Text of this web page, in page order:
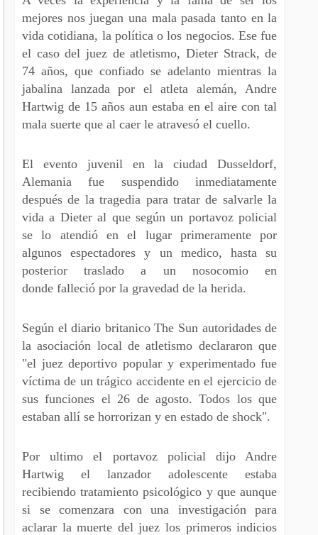
mejores nos juegan una mala pasada tanto en la
vida cotidiana, la política o los negocios. Ese fue
el caso del juez de atletismo, Dieter Strack, de
74 años, que confiado se adelanto mientras la
jabalina lanzada por el atleta alemán, Andre
Hartwig de 15 años aun estaba en el aire con tal
mala suerte que al caer le atravesó el cuello.
El evento juvenil en la ciudad Dusseldorf,
Alemania fue suspendido inmediatamente
después de la tragedia para tratar de salvarle la
vida a Dieter al que según un portavoz policial
se lo atendió en el lugar primeramente por
algunos espectadores y un medico, hasta su
posterior traslado a un nosocomio en
donde falleció por la gravedad de la herida.
Según el diario britanico The Sun autoridades de
la asociación local de atletismo declararon que
"el juez deportivo popular y experimentado fue
víctima de un trágico accidente en el ejercicio de
sus funciones el 26 de agosto. Todos los que
estaban allí se horrorizan y en estado de shock".
Por ultimo el portavoz policial dijo Andre
Hartwig el lanzador adolescente estaba
recibiendo tratamiento psicológico y que aunque
si se comenzara con una investigación para
aclarar la muerte del juez los primeros indicios